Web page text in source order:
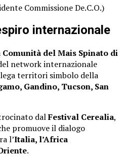
Commissione De.C.O.)
internazionale
Comunità del Mais Spinato di
network internazionale
territori simbolo della
Gandino, Tucson, San
dalFestival Cerealia,
promuove il dialogo
l’Italia, l’Africa
.